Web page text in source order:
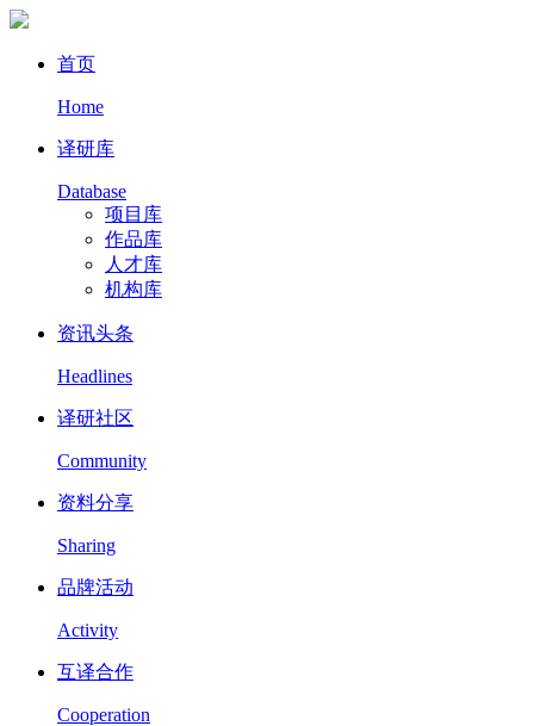
首页
Home
译研库
Database
项目库
作品库
人才库
机构库
资讯头条
Headlines
译研社区
Community
资料分享
Sharing
品牌活动
Activity
互译合作
Cooperation